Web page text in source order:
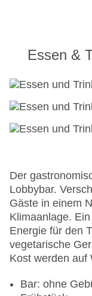
WLAN/WiFi im
Letzte
Haustiere
Essen &
Der
Lobbybar.
Gäste in einem
Klimaanlage.
Energie für den
vegetarische
Kost werden auf
Bar: ohne